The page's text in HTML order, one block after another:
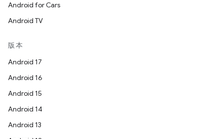
Android for Cars
Android TV
版本
Android 17
Android 16
Android 15
Android 14
Android 13